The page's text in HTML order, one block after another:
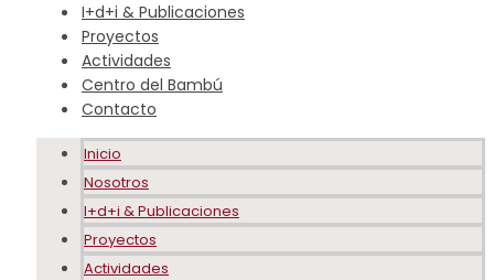
I+d+i & Publicaciones
Proyectos
Actividades
Centro del Bambú
Contacto
Inicio
Nosotros
I+d+i & Publicaciones
Proyectos
Actividades